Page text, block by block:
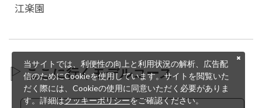
江楽園
ここに行くモデルコース
当サイトでは、利便性の向上と利用状況の解析、広告配
信のためにCookieを使用しています。サイトを閲覧いた
だく際には、Cookieの使用に同意いただく必要がありま
す。詳細はクッキーポリシーをご確認ください。